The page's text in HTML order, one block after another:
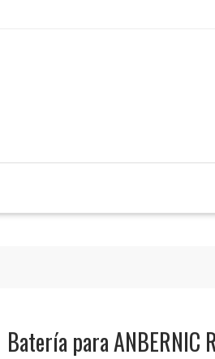
Batería para ANBERNIC